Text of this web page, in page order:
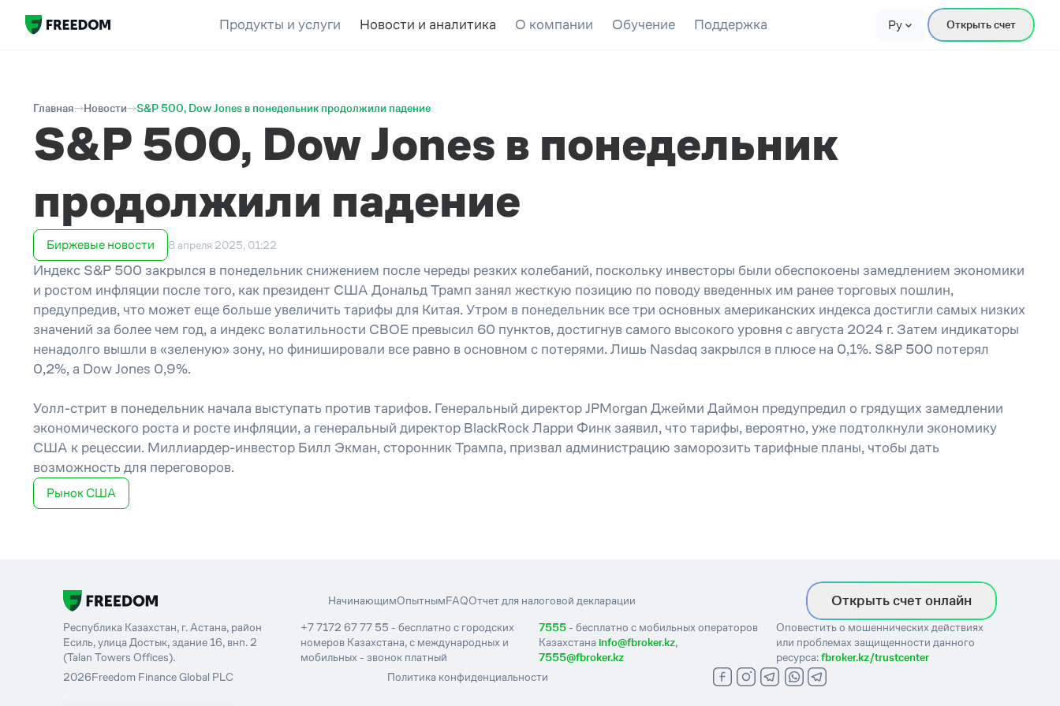
Продукты и услуги Новости и аналитика О компании Обучение Поддержка Ру Открыть счет
Главная Новости S&P 500, Dow Jones в понедельник продолжили падение
S&P 500, Dow Jones в понедельник
продолжили падение
Биржевые новости 8 апреля 2025, 01:22
Индекс S&P 500 закрылся в понедельник снижением после череды резких колебаний, поскольку инвесторы были обеспокоены замедлением экономики
и ростом инфляции после того, как президент США Дональд Трамп занял жесткую позицию по поводу введенных им ранее торговых пошлин,
предупредив, что может еще больше увеличить тарифы для Китая. Утром в понедельник все три основных американских индекса достигли самых низких
значений за более чем год, а индекс волатильности CBOE превысил 60 пунктов, достигнув самого высокого уровня с августа 2024 г. Затем индикаторы
ненадолго вышли в «зеленую» зону, но финишировали все равно в основном с потерями. Лишь Nasdaq закрылся в плюсе на 0,1%. S&P 500 потерял
0,2%, а Dow Jones 0,9%.
Уолл-стрит в понедельник начала выступать против тарифов. Генеральный директор JPMorgan Джейми Даймон предупредил о грядущих замедлении
экономического роста и росте инфляции, а генеральный директор BlackRock Ларри Финк заявил, что тарифы, вероятно, уже подтолкнули экономику
США к рецессии. Миллиардер-инвестор Билл Экман, сторонник Трампа, призвал администрацию заморозить тарифные планы, чтобы дать
возможность для переговоров.
Рынок США
НачинающимОпытнымFAQОтчет для налоговой декларации Открыть счет онлайн
Республика Казахстан, г. Астана, район
Есиль, улица Достык, здание 16, внп. 2
(Talan Towers Offices).
+7 7172 67 77 55 - бесплатно с городских
номеров Казахстана, с международных и
мобильных - звонок платный
7555- бесплатно с мобильных операторов
Казахстанаinfo@fbroker.kz,
7555@fbroker.kz
Оповестить о мошеннических действиях
или проблемах защищенности данного
ресурса:fbroker.kz/trustcenter
2026Freedom Finance Global PLC
Политика конфиденциальности